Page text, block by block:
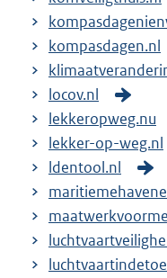
kompasdagen.nl
locov.nl
lekkeropweg.nu
lekker-op-weg.nl
ldentool.nl